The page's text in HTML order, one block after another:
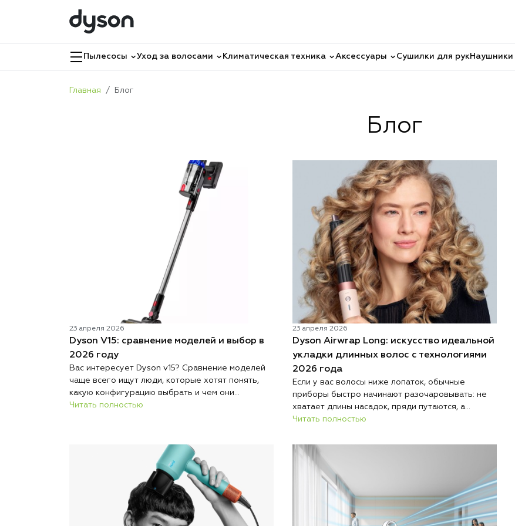
Пылесосы Уход за волосами Климатическая техника Аксессуары Сушилки для рукНаушники
Главная Блог
Блог
23 апреля 2026
Dyson V15: сравнение моделей и выбор в
2026 году
Вас интересует Dyson v15? Сравнение моделей
чаще всего ищут люди, которые хотят понять,
какую конфигурацию выбрать и чем они
отличаются. Несмотря на то что на рынке
разные версии устройства с разными насадками и
фильтрацией. Именно поэтому важно сделать
грамотное сравнение, чтобы не переплатить за
функции, которые вам не нужны. В этой статье
разберем, какие комплектации существуют, чем
отличаются технологии и какой пылесос лучше
Читать полностью
23 апреля 2026
Dyson Airwrap Long: искусство идеальной
укладки длинных волос с технологиями
2026 года
Если у вас волосы ниже лопаток, обычные
приборы быстро начинают разочаровывать: не
хватает длины насадок, пряди путаются, а
результат нестабильный. Именно поэтому дайсон
направлением, а не просто маркетинговым
ходом. Линейка ориентирована на
обладательниц роскошных локонов, у которых
большая длина, где важно равномерно
прогревать и аккуратно обрабатывать каждую
прядь. Такие устройства производитель
старается разрабатывать специально под
Читать полностью